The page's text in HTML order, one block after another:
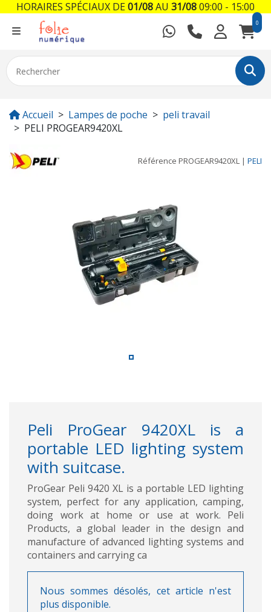
0
Accueil Lampes de poche
peli travail
PELI PROGEAR9420XL
Référence PROGEAR9420XL | PELI
Peli ProGear 9420XL is a
portable LED lighting system
with suitcase.
ProGear Peli 9420 XL is a portable LED lighting
system, perfect for any application, camping,
doing work at home or use at work. Peli
Products, a global leader in the design and
manufacture of advanced lighting systems and
containers and carrying ca
Nous sommes désolés, cet article n'est
plus disponible.
HORAIRES SPÉCIAUX DE01/08AU 31/0809:00 - 15:00